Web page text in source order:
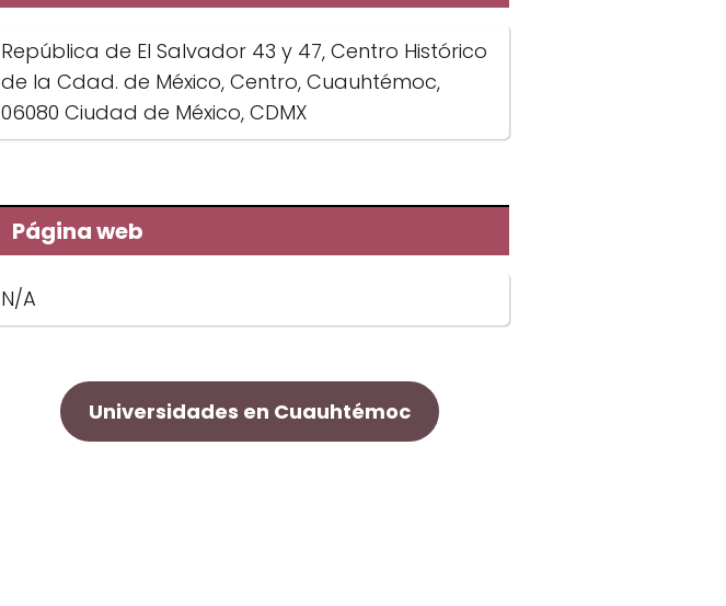
República de El Salvador 43 y 47, Centro Histórico
de la Cdad. de México, Centro, Cuauhtémoc,
06080 Ciudad de México, CDMX
Página web
N/A
Universidades en Cuauhtémoc